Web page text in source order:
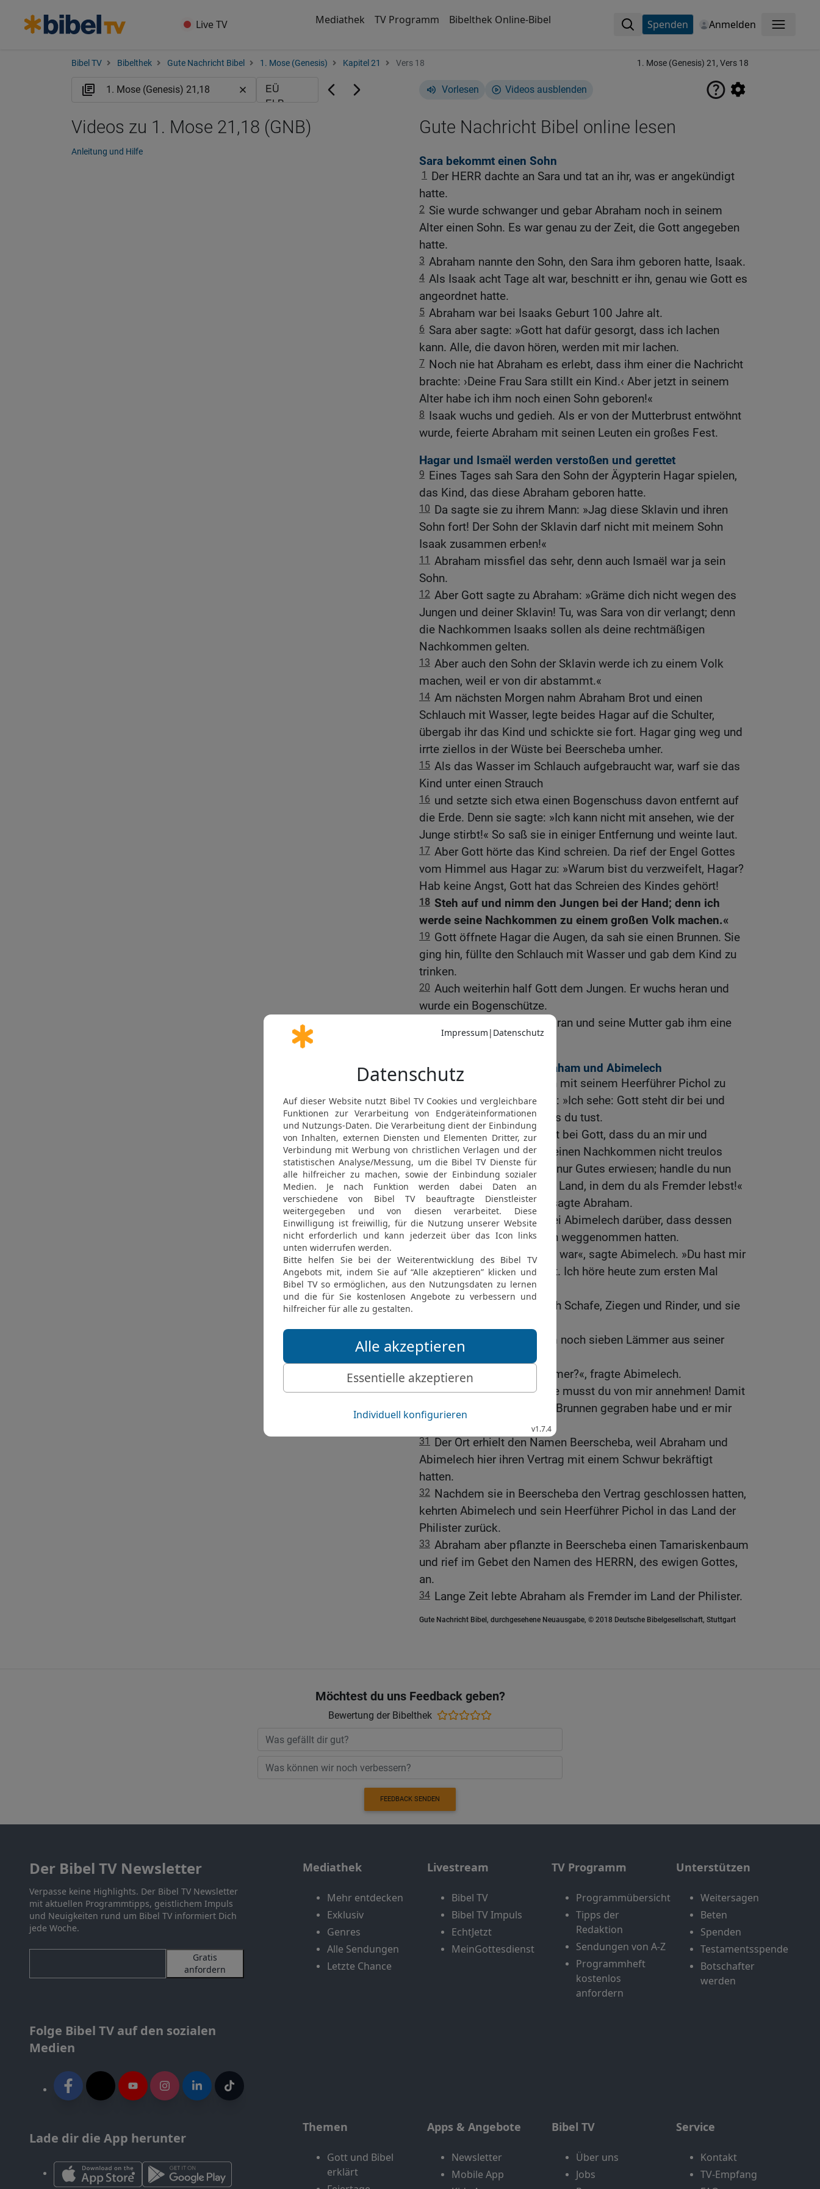
Live TV Mediathek TV Programm Bibelthek Online-Bibel Spenden Anmelden Menü
Bibel TV Bibelthek Gute Nachricht Bibel 1. Mose (Genesis) Kapitel 21 Vers 18 1. Mose (Genesis) 21, Vers 18
Vorlesen Videos ausblenden
Gute Nachricht Bibel online lesen
Sara bekommt einen Sohn
1
Der HERR dachte an Sara und tat an ihr, was er angekündigt
hatte.
2 Sie wurde schwanger und gebar Abraham noch in seinem
Alter einen Sohn. Es war genau zu der Zeit, die Gott angegeben
hatte.
3 Abraham nannte den Sohn, den Sara ihm geboren hatte, Isaak.
4 Als Isaak acht Tage alt war, beschnitt er ihn, genau wie Gott es
angeordnet hatte.
5 Abraham war bei Isaaks Geburt 100 Jahre alt.
6 Sara aber sagte: »Gott hat dafür gesorgt, dass ich lachen
kann. Alle, die davon hören, werden mit mir lachen.
7 Noch nie hat Abraham es erlebt, dass ihm einer die Nachricht
brachte: ›Deine Frau Sara stillt ein Kind.‹ Aber jetzt in seinem
Alter habe ich ihm noch einen Sohn geboren!«
8 Isaak wuchs und gedieh. Als er von der Mutterbrust entwöhnt
wurde, feierte Abraham mit seinen Leuten ein großes Fest.
Hagar und Ismaël werden verstoßen und gerettet
9 Eines Tages sah Sara den Sohn der Ägypterin Hagar spielen,
das Kind, das diese Abraham geboren hatte.
10 Da sagte sie zu ihrem Mann: »Jag diese Sklavin und ihren
Sohn fort! Der Sohn der Sklavin darf nicht mit meinem Sohn
Isaak zusammen erben!«
11 Abraham missfiel das sehr, denn auch Ismaël war ja sein
Sohn.
12 Aber Gott sagte zu Abraham: »Gräme dich nicht wegen des
Jungen und deiner Sklavin! Tu, was Sara von dir verlangt; denn
die Nachkommen Isaaks sollen als deine rechtmäßigen
Nachkommen gelten.
13 Aber auch den Sohn der Sklavin werde ich zu einem Volk
machen, weil er von dir abstammt.«
14 Am nächsten Morgen nahm Abraham Brot und einen
Schlauch mit Wasser, legte beides Hagar auf die Schulter,
übergab ihr das Kind und schickte sie fort. Hagar ging weg und
irrte ziellos in der Wüste bei Beerscheba umher.
15 Als das Wasser im Schlauch aufgebraucht war, warf sie das
Kind unter einen Strauch
16 und setzte sich etwa einen Bogenschuss davon entfernt auf
die Erde. Denn sie sagte: »Ich kann nicht mit ansehen, wie der
Junge stirbt!« So saß sie in einiger Entfernung und weinte laut.
17 Aber Gott hörte das Kind schreien. Da rief der Engel Gottes
vom Himmel aus Hagar zu: »Warum bist du verzweifelt, Hagar?
Hab keine Angst, Gott hat das Schreien des Kindes gehört!
18 Steh auf und nimm den Jungen bei der Hand; denn ich
werde seine Nachkommen zu einem großen Volk machen.«
19 Gott öffnete Hagar die Augen, da sah sie einen Brunnen. Sie
ging hin, füllte den Schlauch mit Wasser und gab dem Kind zu
trinken.
20 Auch weiterhin half Gott dem Jungen. Er wuchs heran und
wurde ein Bogenschütze.
Er lebte in der Wüste Paran und seine Mutter gab ihm eine
Ägypterin zur Frau.
Ein Vertrag zwischen Abraham und Abimelech
22 Damals kam Abimelech mit seinem Heerführer Pichol zu
Abraham und sagte zu ihm: »Ich sehe: Gott steht dir bei und
lässt dir alles gelingen, was du tust.
Darum schwöre mir jetzt bei Gott, dass du an mir und
meinem Sohn und allen meinen Nachkommen nicht treulos
handeln wirst. Ich habe dir nur Gutes erwiesen; handle du nun
ebenso an mir und an dem Land, in dem du als Fremder lebst!«
24 »Das schwöre ich dir«, sagte Abraham.
25 Er beklagte sich aber bei Abimelech darüber, dass dessen
Knechte ihm einen Brunnen weggenommen hatten.
»Ich weiß nicht, wer das war«, sagte Abimelech. »Du hast mir
bisher nichts davon gesagt. Ich höre heute zum ersten Mal
davon!«
27
Abraham gab Abimelech Schafe, Ziegen und Rinder, und sie
Dann sonderte Abraham noch sieben Lämmer aus seiner
»Was sollen diese Lämmer?«, fragte Abimelech.
30 Abraham erwiderte: »Die musst du von mir annehmen! Damit
bezeugst du, dass ich den Brunnen gegraben habe und er mir
gehört.«
31 Der Ort erhielt den Namen Beerscheba, weil Abraham und
Abimelech hier ihren Vertrag mit einem Schwur bekräftigt
hatten.
32 Nachdem sie in Beerscheba den Vertrag geschlossen hatten,
kehrten Abimelech und sein Heerführer Pichol in das Land der
Philister zurück.
33 Abraham aber pflanzte in Beerscheba einen Tamariskenbaum
und rief im Gebet den Namen des HERRN, des ewigen Gottes,
an.
34 Lange Zeit lebte Abraham als Fremder im Land der Philister.
Gute Nachricht Bibel, durchgesehene Neuausgabe, © 2018 Deutsche Bibelgesellschaft, Stuttgart
Videos zu 1. Mose 21,18 (GNB)
Anleitung und Hilfe
Möchtest du uns Feedback geben?
Bewertung der Bibelthek
FEEDBACK SENDEN
Der Bibel TV Newsletter
Verpasse keine Highlights. Der Bibel TV Newsletter
mit aktuellen Programmtipps, geistlichem Impuls
und Neuigkeiten rund um Bibel TV informiert Dich
jede Woche.
Gratis
anfordern
Folge Bibel TV auf den sozialen
Medien
Lade dir die App herunter
Mediathek
Mehr entdecken
Exklusiv
Genres
Alle Sendungen
Letzte Chance
Livestream
Bibel TV
Bibel TV Impuls
EchtJetzt
MeinGottesdienst
TV Programm
Programmübersicht
Tipps der
Redaktion
Sendungen von A-Z
Programmheft
kostenlos
anfordern
Unterstützen
Weitersagen
Beten
Spenden
Testamentsspende
Botschafter
werden
Themen
Gott und Bibel
erklärt
Apps & Angebote
Newsletter
Mobile App
Bibel TV
Über uns
Jobs
Service
Kontakt
TV-Empfang